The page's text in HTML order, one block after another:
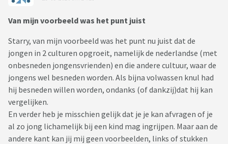
Van mijn voorbeeld was het punt juist
Starry, van mijn voorbeeld was het punt nu juist dat de
jongen in 2 culturen opgroeit, namelijk de nederlandse (met
onbesneden jongensvrienden) en die andere cultuur, waar de
jongens wel besneden worden. Als bijna volwassen knul had
hij besneden willen worden, ondanks (of dankzij)dat hij kan
vergelijken.
En verder heb je misschien gelijk dat je je kan afvragen of je
al zo jong lichamelijk bij een kind mag ingrijpen. Maar aan de
andere kant kan jij mij geen voorbeelden, links of stukken